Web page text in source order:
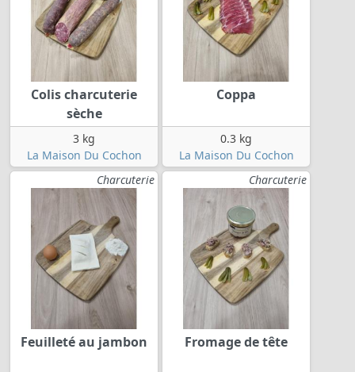
Colis charcuterie
sèche
3 kg
La Maison Du Cochon
Coppa
0.3 kg
La Maison Du Cochon
Charcuterie
Feuilleté au jambon
Charcuterie
Fromage de tête